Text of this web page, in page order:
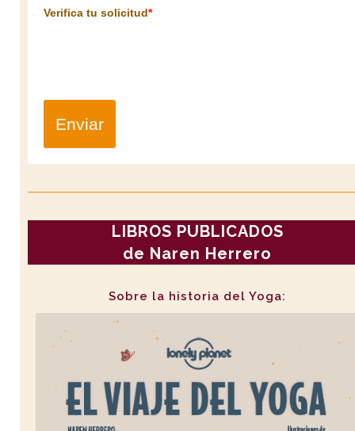
Verifica tu solicitud*
Enviar
LIBROS PUBLICADOS
de Naren Herrero
Sobre la historia del Yoga: